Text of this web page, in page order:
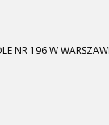
NR 196 W